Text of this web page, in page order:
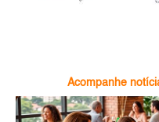
Acompanhe